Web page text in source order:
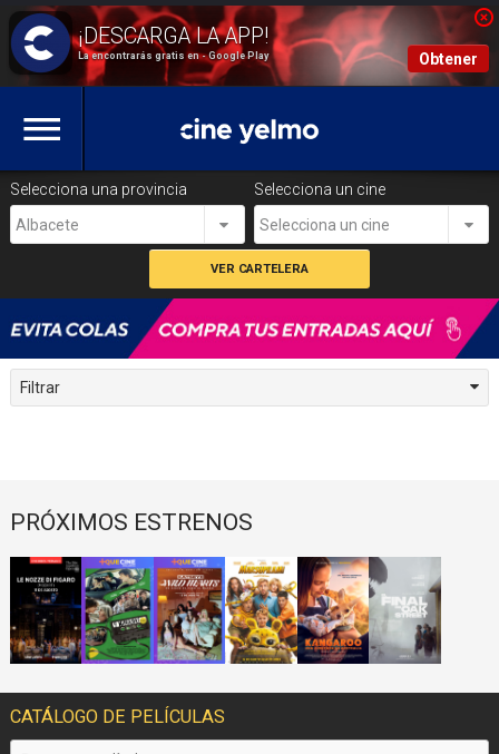
La encontrarás gratis en - Google Play Obtener
Selecciona una provincia
Albacete
Selecciona un cine
Selecciona un cine
Filtrar
PRÓXIMOS ESTRENOS
CATÁLOGO DE PELÍCULAS